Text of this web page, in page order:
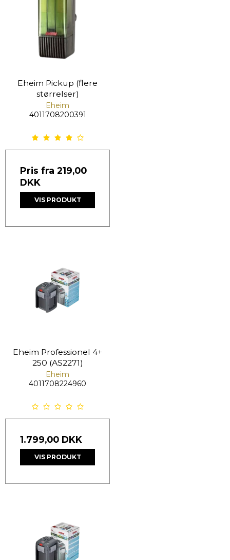
Eheim Pickup (flere
størrelser)
Eheim
4011708200391
Pris fra 219,00
DKK
VIS PRODUKT
Eheim Professionel 4+
250 (AS2271)
Eheim
4011708224960
1.799,00 DKK
VIS PRODUKT